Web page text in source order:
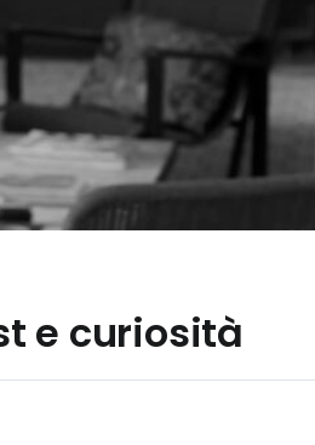
e curiosità